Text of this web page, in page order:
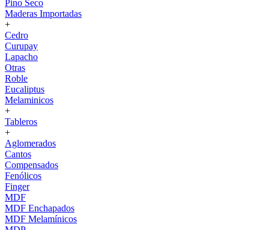
Pino Seco
Maderas Importadas
+
Cedro
Curupay
Lapacho
Otras
Roble
Eucaliptus
Melaminicos
+
Tableros
+
Aglomerados
Cantos
Compensados
Fenólicos
Finger
MDF
MDF Enchapados
MDF Melamínicos